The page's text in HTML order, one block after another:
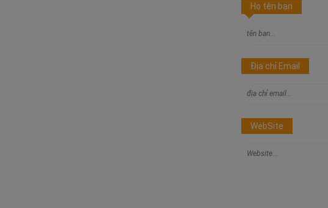
Họ tên bạn
Địa chỉ Email
WebSite